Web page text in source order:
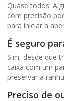
Quase todos.
com precisão
para iniciar a
É seguro
Sim, desde que
caixa com um
preservar a
Preciso de